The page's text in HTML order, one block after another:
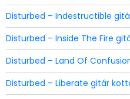
Disturbed – Indestructible
Disturbed – Inside The Fire
Disturbed – Land Of
Disturbed – Liberate gitár